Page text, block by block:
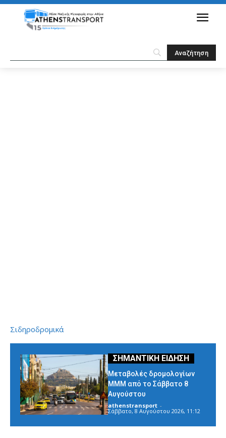
Σιδηροδρομικά
Μεταβολές δρομολογίων
ΜΜΜ από το Σάββατο 8
Αυγούστου
athenstransport -
Σάββατο, 8 Αυγούστου 2026, 11:12